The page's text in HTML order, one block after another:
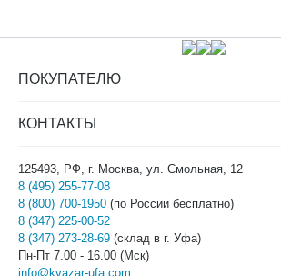
ПОКУПАТЕЛЮ
КОНТАКТЫ
125493, РФ, г. Москва, ул. Смольная, 12
8 (495) 255-77-08
8 (800) 700-1950 (по России бесплатно)
8 (347) 225-00-52
8 (347) 273-28-69 (склад в г. Уфа)
Пн-Пт 7.00 - 16.00 (Мск)
info@kvazar-ufa.com